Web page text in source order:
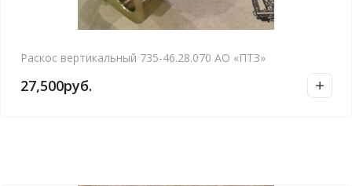
Раскос вертикальный 735-46.28.070 АО «ПТЗ»
27,500руб.